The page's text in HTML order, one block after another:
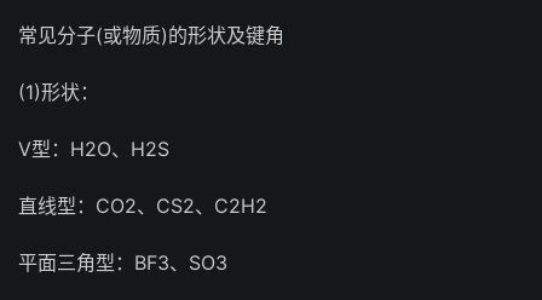
常见分子(或物质)的形状及键角
(1)形状：
V型：H2O、H2S
直线型：CO2、CS2、C2H2
平面三角型：BF3、SO3